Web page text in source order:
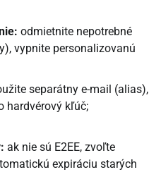
odmietnite nepotrebné
vypnite personalizovanú
separátny e-mail (alias),
hardvérový kľúč;
ak nie sú E2EE, zvoľte
expiráciu starých